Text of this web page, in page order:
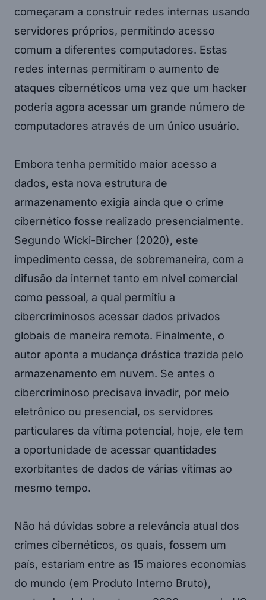
começaram a construir redes internas usando
servidores próprios, permitindo acesso
comum a diferentes computadores. Estas
redes internas permitiram o aumento de
ataques cibernéticos uma vez que um hacker
poderia agora acessar um grande número de
computadores através de um único usuário.
Embora tenha permitido maior acesso a
dados, esta nova estrutura de
armazenamento exigia ainda que o crime
cibernético fosse realizado presencialmente.
Segundo Wicki-Bircher (2020), este
impedimento cessa, de sobremaneira, com a
difusão da internet tanto em nível comercial
como pessoal, a qual permitiu a
cibercriminosos acessar dados privados
globais de maneira remota. Finalmente, o
autor aponta a mudança drástica trazida pelo
armazenamento em nuvem. Se antes o
cibercriminoso precisava invadir, por meio
eletrônico ou presencial, os servidores
particulares da vítima potencial, hoje, ele tem
a oportunidade de acessar quantidades
exorbitantes de dados de várias vítimas ao
mesmo tempo.
Não há dúvidas sobre a relevância atual dos
crimes cibernéticos, os quais, fossem um
país, estariam entre as 15 maiores economias
do mundo (em Produto Interno Bruto),